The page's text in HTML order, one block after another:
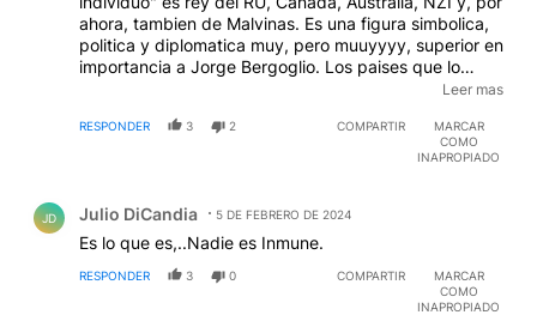
ALZHEIMER, ETC. SALUDOS.
ahora, tambien de Malvinas. Es una figura simbolica,
politica y diplomatica muy, pero muuyyyy, superior en
importancia a Jorge Bergoglio. Los paises que lo
reconocen como rey, sumados sus PBI, son la tercer
ahora un poco mas de su importancia?
EDITADO
Leer mas
RESPONDER 3 2 COMPARTIR
MARCAR
COMO
INAPROPIADO
JD Julio DiCandia 5 DE FEBRERO DE 2024
Es lo que es,..Nadie es Inmune.
RESPONDER 3 0 COMPARTIR
MARCAR
COMO
INAPROPIADO